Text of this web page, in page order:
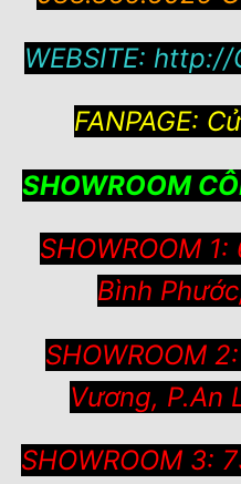
WEBSITE: http://
FANPAGE:
SHOWROOM
SHOWROOM
Bình
SHOWROOM
Vương, P.An
SHOWROOM 3: